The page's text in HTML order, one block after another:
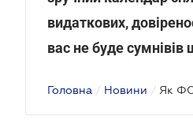
видаткових,
вас не буде
Головна / Новини /